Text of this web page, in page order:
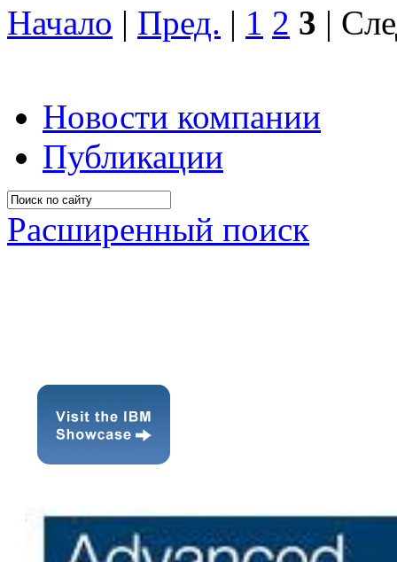
Начало | Пред. | 1 2 3 |
Новости компании
Публикации
Расширенный поиск